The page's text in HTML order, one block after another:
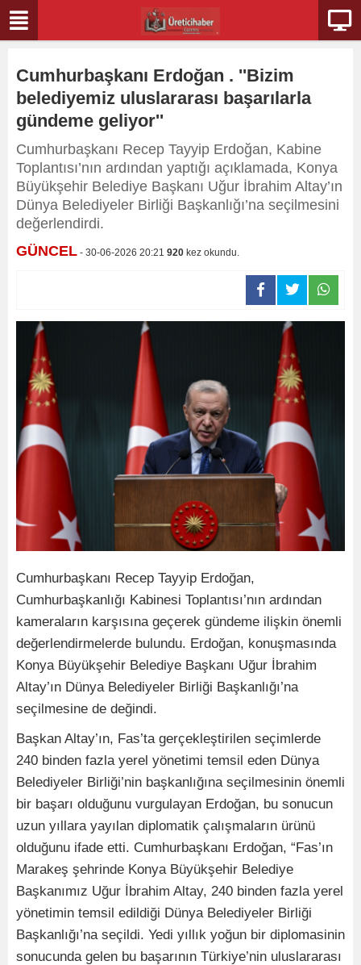
Cumhurbaşkanı Erdoğan . ''Bizim
belediyemiz uluslararası başarılarla
gündeme geliyor''
Cumhurbaşkanı Recep Tayyip Erdoğan, Kabine
Toplantısı’nın ardından yaptığı açıklamada, Konya
Büyükşehir Belediye Başkanı Uğur İbrahim Altay’ın
Dünya Belediyeler Birliği Başkanlığı’na seçilmesini
değerlendirdi.
GÜNCEL - 30-06-2026 20:21 920 kez okundu.
Cumhurbaşkanı Recep Tayyip Erdoğan,
Cumhurbaşkanlığı Kabinesi Toplantısı’nın ardından
kameraların karşısına geçerek gündeme ilişkin önemli
değerlendirmelerde bulundu. Erdoğan, konuşmasında
Konya Büyükşehir Belediye Başkanı Uğur İbrahim
Altay’ın Dünya Belediyeler Birliği Başkanlığı’na
seçilmesine de değindi.
Başkan Altay’ın, Fas’ta gerçekleştirilen seçimlerde
240 binden fazla yerel yönetimi temsil eden Dünya
Belediyeler Birliği’nin başkanlığına seçilmesinin önemli
bir başarı olduğunu vurgulayan Erdoğan, bu sonucun
uzun yıllara yayılan diplomatik çalışmaların ürünü
olduğunu ifade etti. Cumhurbaşkanı Erdoğan, “Fas’ın
Marakeş şehrinde Konya Büyükşehir Belediye
Başkanımız Uğur İbrahim Altay, 240 binden fazla yerel
yönetimin temsil edildiği Dünya Belediyeler Birliği
Başkanlığı’na seçildi. Yedi yıllık yoğun bir diplomasinin
sonucunda gelen bu başarının Türkiye’nin uluslararası